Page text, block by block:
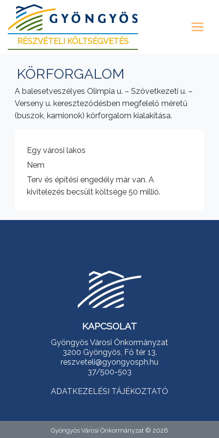
RÉSZVÉTELI KÖLTSÉGVETÉS
KÖRFORGALOM
A balesetveszélyes Olimpia u. – Szövetkezeti u. –
Verseny u. kereszteződésben megfelelő méretű
(buszok, kamionok) körforgalom kialakítása.
Egy városi lakos
Nem
Terv és építési engedély már van. A
kivitelezés becsült költsége 50 millió.
KAPCSOLAT
Gyöngyös Városi Önkormányzat
3200 Gyöngyös, Fő tér 13.
reszveteli@gyongyosph.hu
37/500-503
ADATKEZELÉSI TÁJÉKOZTATÓ
Gyöngyös Városi Önkormányzat © 2026